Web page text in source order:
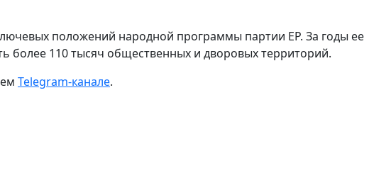
положений народной программы партии ЕР. За годы ее
более 110 тысяч общественных и дворовых территорий.
Telegram-канале.